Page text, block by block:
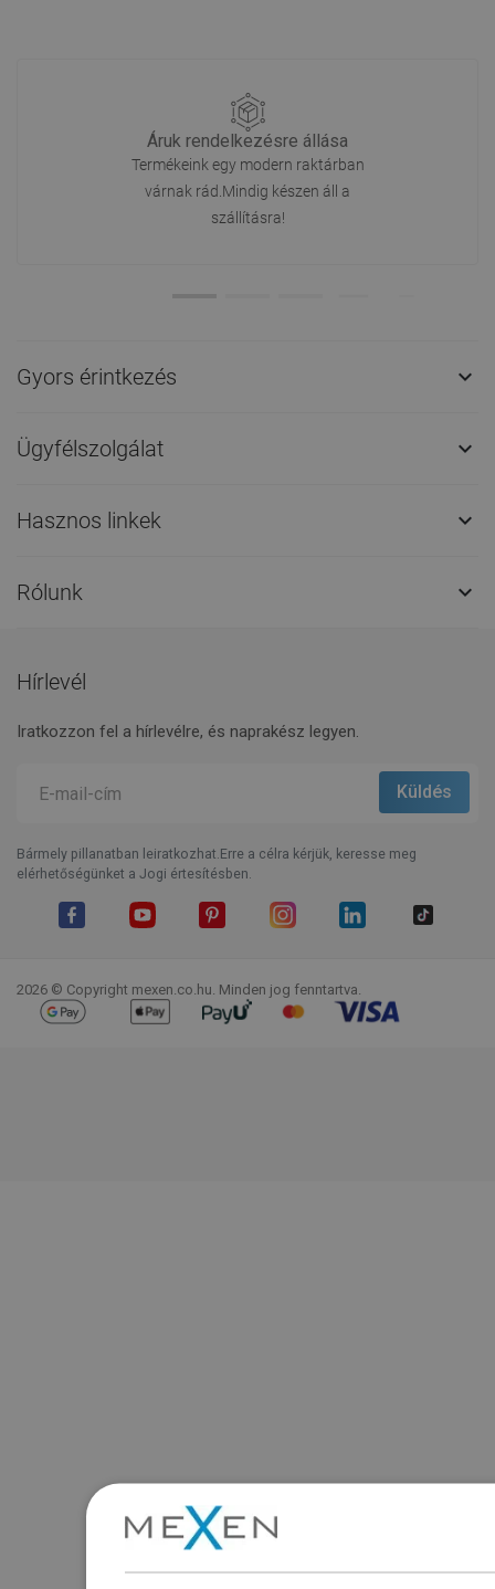
Áruk rendelkezésre állása
Termékeink egy modern raktárban
várnak rád.Mindig készen áll a
szállításra!
Gyors érintkezés 
Ügyfélszolgálat 
Hasznos linkek 
Rólunk 
Hírlevél
Iratkozzon fel a hírlevélre, és naprakész legyen.
Bármely pillanatban leiratkozhat.Erre a célra kérjük, keresse meg
elérhetőségünket a Jogi értesítésben.
2026 © Copyright mexen.co.hu. Minden jog fenntartva.